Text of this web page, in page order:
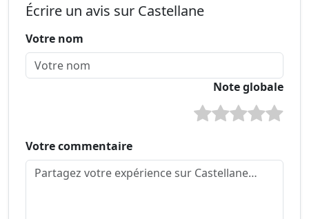
Écrire un avis sur Castellane
Votre nom
Note globale
Votre commentaire